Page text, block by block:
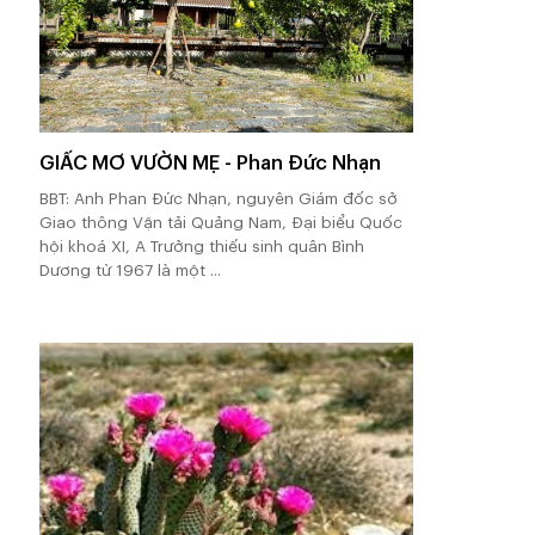
GIẤC MƠ VƯỜN MẸ - Phan Đức Nhạn
BBT: Anh Phan Đức Nhạn, nguyên Giám đốc sở
Giao thông Vận tải Quảng Nam, Đại biểu Quốc
hội khoá XI, A Trưởng thiếu sinh quân Bình
Dương từ 1967 là một ...